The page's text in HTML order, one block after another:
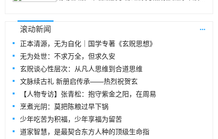
滚动新闻 ...
正本清源，无为自化｜国学专著《玄贶思想》
无为处世：不求万全，但求久安
玄贶谈心性层次：从凡人思维到合道思维
文脉续古礼 新册启传承——热烈祝贺玄
【人物专访】张青松：抱守紫金之阳，在周易
烹煮光阴：莫把陈粮过早下锅
少年吃苦为积福，少年享福为留苦
道家智慧，是最契合东方人种的顶级生命指